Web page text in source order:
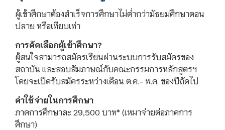
ผู้เข้าศึกษาต้องสำเร็จการศึกษาไม่ต่ำกว่ามัธยมศึกษาตอน
ปลาย หรือเทียบเท่า
การคัดเลือกผู้เข้าศึกษา?
ผู้สนใจสามารถสมัครเรียนผ่านระบบการรับสมัครของ
สถาบัน และสอบสัมภาษณ์กับคณะกรรมการหลักสูตรฯ
โดยจะเปิดรับสมัครระหว่างเดือน ต.ค.- พ.ค. ของปีถัดไป
ค่าใช้จ่ายในการศึกษา
ภาคการศึกษาละ 29,500 บาท* (เหมาจ่ายต่อภาคการ
ศึกษา)